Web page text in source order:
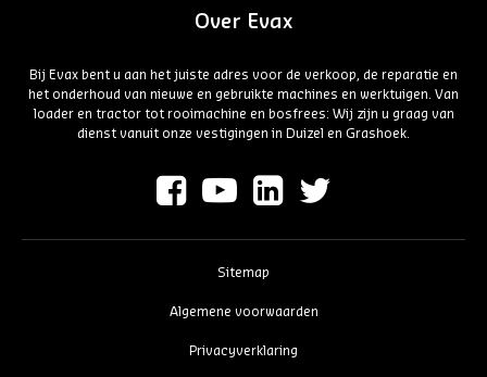
Over Evax
Bij Evax bent u aan het juiste adres voor de verkoop, de reparatie en
het onderhoud van nieuwe en gebruikte machines en werktuigen. Van
loader en tractor tot rooimachine en bosfrees: Wij zijn u graag van
dienst vanuit onze vestigingen in Duizel en Grashoek.
Sitemap
Algemene voorwaarden
Privacyverklaring